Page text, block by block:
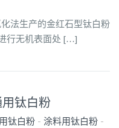
法生产的金红石型钛白粉
行无机表面处 […]
钛白粉
钛白粉 - 涂料用钛白粉 -